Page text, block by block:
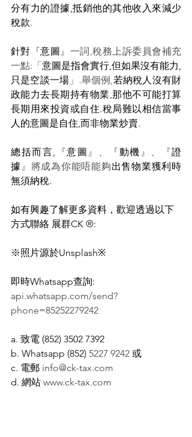
分有力的證據,抵銷他的其他收入來減少
稅款.
針對 『意圖 』一詞,稅務上訴委員會補充
一點:「意圖是指會實行,但如果沒有能力,
只是空談一場 」.舉個例, 若納稅人沒有財
政能力去長期持有物業,那他不可能打算
長期用來投資或自住.稅局難以相信當事
人的意圖是自住,而非物業炒賣.
總括而言, 『意圖 』、『動機 』、『證
據 』將成為你能唔能夠出售物業獲利時
無須納稅.
如有興趣了解更多資料，歡迎透過以下
方式聯絡 展群CK ®:
※照片源於Unsplash※
即時Whatsapp查詢:
api.whatsapp.com/send?
phone=85252279242
a. 致電 (852) 3502 7392
b. Whatsapp (852) 5227 9242 或
c. 電郵 info@ck-tax.com
d. 網站 www.ck-tax.com